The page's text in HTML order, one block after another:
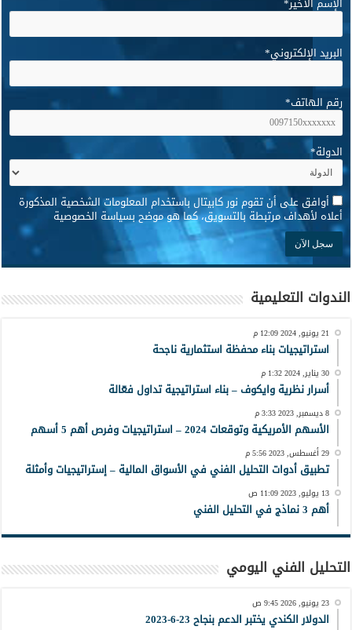
البريد الإلكتروني*
رقم الهاتف*
الدولة*
* أوافق على أن تقوم نور كابيتال باستخدام المعلومات الشخصية المذكورة
أعلاه لأهداف مرتبطة بالتسويق، كما هو موضح بسياسة الخصوصية
الندوات التعليمية
21 يونيو, 2024 12:09 م
استراتيجيات بناء محفظة استثمارية ناجحة
30 يناير, 2024 1:32 م
أسرار نظرية وايكوف – بناء استراتيجية تداول فعّالة
8 ديسمبر, 2023 3:33 م
الأسهم الأمريكية وتوقعات 2024 – استراتيجيات وفرص أهم 5 أسهم
29 أغسطس, 2023 5:56 م
تطبيق أدوات التحليل الفني في الأسواق المالية – إستراتيجيات وأمثلة
13 يوليو, 2023 11:09 ص
أهم 3 نماذج في التحليل الفني
التحليل الفني اليومي
23 يونيو, 2026 9:45 ص
الدولار الكندي يختبر الدعم بنجاح 23-6-2023